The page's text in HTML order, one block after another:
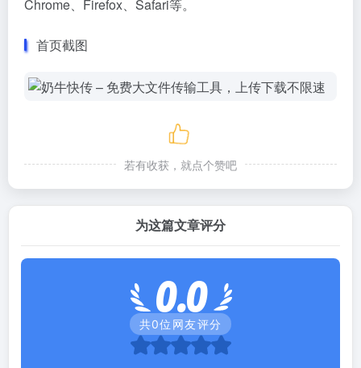
Chrome、Firefox、Safari等。
首页截图
若有收获，就点个赞吧
为这篇文章评分
0.0
共0位网友评分